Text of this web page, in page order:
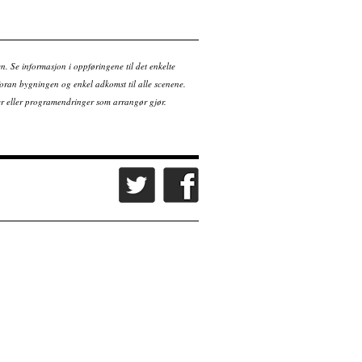
Se informasjon i oppføringene til det enkelte
bygningen og enkel adkomst til alle scenene.
eller programendringer som arrangør gjør.